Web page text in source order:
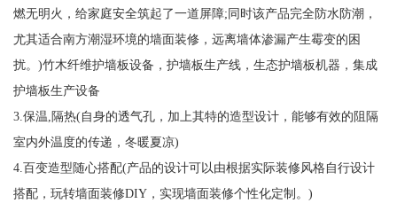
燃无明火，给家庭安全筑起了一道屏障;同时该产品完全防水防潮，
尤其适合南方潮湿环境的墙面装修，远离墙体渗漏产生霉变的困
扰。)竹木纤维护墙板设备，护墙板生产线，生态护墙板机器，集成
护墙板生产设备
3.保温,隔热(自身的透气孔，加上其特的造型设计，能够有效的阻隔
室内外温度的传递，冬暖夏凉)
4.百变造型随心搭配(产品的设计可以由根据实际装修风格自行设计
搭配，玩转墙面装修DIY，实现墙面装修个性化定制。)